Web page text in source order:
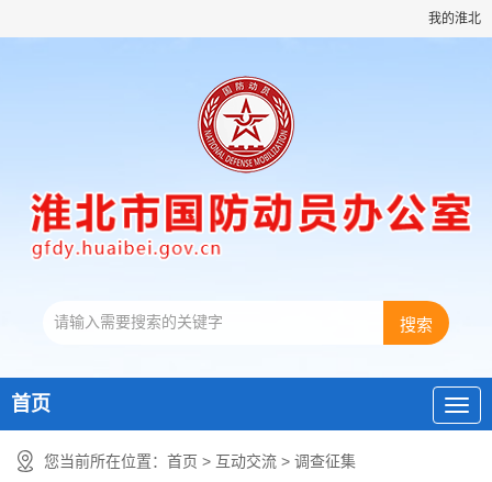
我的淮北
首页
您当前所在位置： 首页 > 互动交流 > 调查征集